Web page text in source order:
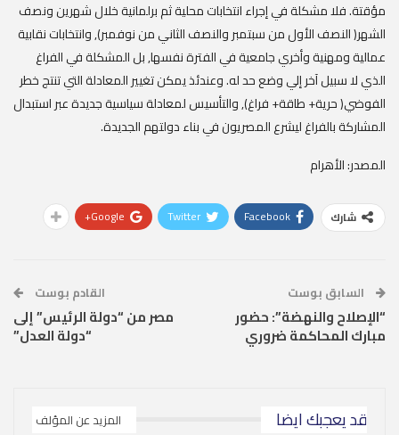
مؤقتة. فلا مشكلة في إجراء انتخابات محلية ثم برلمانية خلال شهرين ونصف
الشهر( النصف الأول من سبتمبر والنصف الثاني من نوفمبر), وانتخابات نقابية
عمالية ومهنية وأخري جامعية في الفترة نفسها, بل المشكلة في الفراغ
الذي لا سبيل آخر إلي وضع حد له. وعندئذ يمكن تغيير المعادلة التي تنتج خطر
الفوضي( حرية+ طاقة+ فراغ), والتأسيس لمعادلة سياسية جديدة عبر استبدال
المشاركة بالفراغ ليشرع المصريون في بناء دولتهم الجديدة.
المصدر: الأهرام
شارك Facebook
Twitter
Google+
السابق بوست
“الإصلاح والنهضة”: حضور
مبارك المحاكمة ضروري
القادم بوست
مصر من “دولة الرئيس” إلى
“دولة العدل”
قد يعجبك ايضا المزيد عن المؤلف